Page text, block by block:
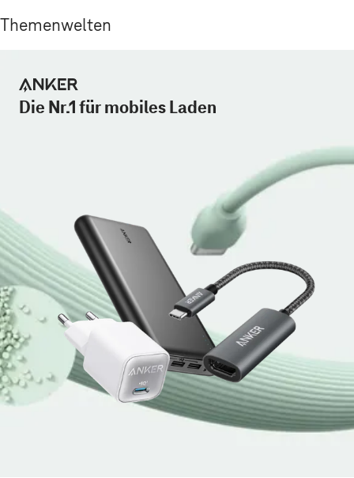
Themenwelten
Die Nr.1 für mobiles Laden